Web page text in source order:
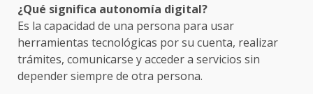
¿Qué significa autonomía digital?
Es la capacidad de una persona para usar
herramientas tecnológicas por su cuenta, realizar
trámites, comunicarse y acceder a servicios sin
depender siempre de otra persona.